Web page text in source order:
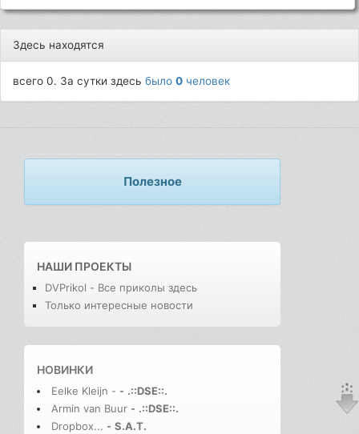
Здесь находятся
всего 0. За сутки здесьбыло0 человек
Полезное
НАШИ ПРОЕКТЫ
DVPrikol - Все приколы здесь
Только интересные новости
НОВИНКИ
Eelke Kleijn - - .::DSE::.
Armin van Buur - .::DSE::.
Dropbox... - S.A.T.